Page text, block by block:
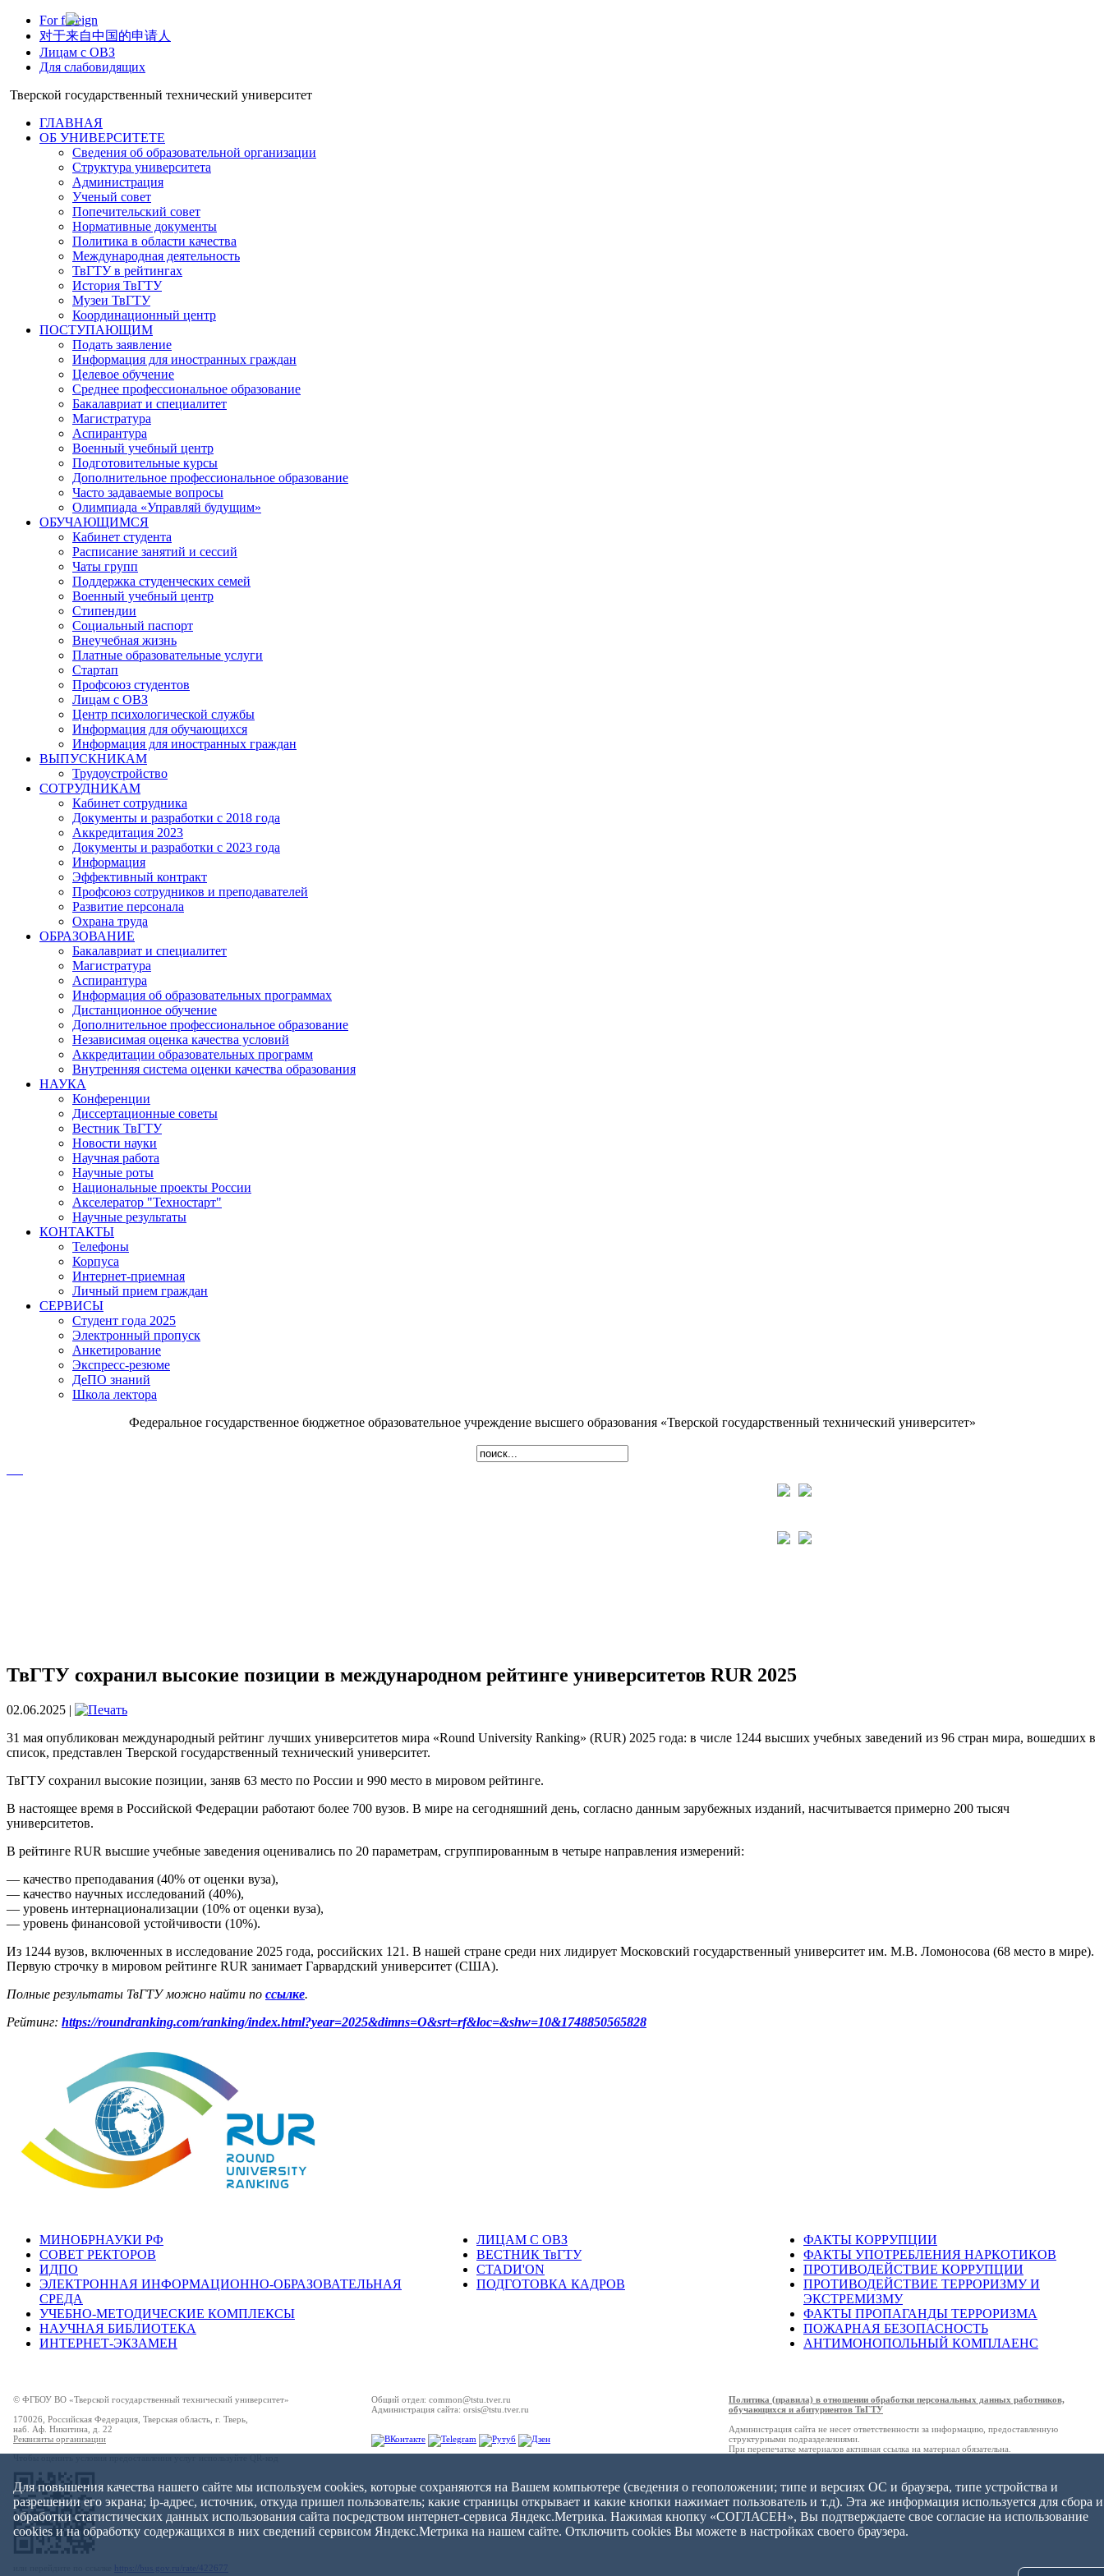
For foreign
对于来自中国的申请人
Лицам с ОВЗ
Для слабовидящих
Тверской государственный технический университет
ГЛАВНАЯ
ОБ УНИВЕРСИТЕТЕ
Сведения об образовательной организации
Структура университета
Администрация
Ученый совет
Попечительский совет
Нормативные документы
Политика в области качества
Международная деятельность
ТвГТУ в рейтингах
История ТвГТУ
Музеи ТвГТУ
Координационный центр
ПОСТУПАЮЩИМ
Подать заявление
Информация для иностранных граждан
Целевое обучение
Среднее профессиональное образование
Бакалавриат и специалитет
Магистратура
Аспирантура
Военный учебный центр
Подготовительные курсы
Дополнительное профессиональное образование
Часто задаваемые вопросы
Олимпиада «Управляй будущим»
ОБУЧАЮЩИМСЯ
Кабинет студента
Расписание занятий и сессий
Чаты групп
Поддержка студенческих семей
Военный учебный центр
Стипендии
Социальный паспорт
Внеучебная жизнь
Платные образовательные услуги
Стартап
Профсоюз студентов
Лицам с ОВЗ
Центр психологической службы
Информация для обучающихся
Информация для иностранных граждан
ВЫПУСКНИКАМ
Трудоустройство
СОТРУДНИКАМ
Кабинет сотрудника
Документы и разработки с 2018 года
Аккредитация 2023
Документы и разработки с 2023 года
Информация
Эффективный контракт
Профсоюз сотрудников и преподавателей
Развитие персонала
Охрана труда
ОБРАЗОВАНИЕ
Бакалавриат и специалитет
Магистратура
Аспирантура
Информация об образовательных программах
Дистанционное обучение
Дополнительное профессиональное образование
Независимая оценка качества условий
Аккредитации образовательных программ
Внутренняя система оценки качества образования
НАУКА
Конференции
Диссертационные советы
Вестник ТвГТУ
Новости науки
Научная работа
Научные роты
Национальные проекты России
Акселератор "Техностарт"
Научные результаты
КОНТАКТЫ
Телефоны
Корпуса
Интернет-приемная
Личный прием граждан
СЕРВИСЫ
Студент года 2025
Электронный пропуск
Анкетирование
Экспресс-резюме
ДеПО знаний
Школа лектора
Федеральное государственное бюджетное образовательное учреждение высшего образования «Тверской государственный технический университет»
ТвГТУ сохранил высокие позиции в международном рейтинге университетов RUR 2025
02.06.2025 |
31 мая опубликован международный рейтинг лучших университетов мира «Round University Ranking» (RUR) 2025 года: в числе 1244 высших учебных заведений из 96 стран мира, вошедших в
список, представлен Тверской государственный технический университет.
ТвГТУ сохранил высокие позиции, заняв 63 место по России и 990 место в мировом рейтинге.
В настоящее время в Российской Федерации работают более 700 вузов. В мире на сегодняшний день, согласно данным зарубежных изданий, насчитывается примерно 200 тысяч
университетов.
В рейтинге RUR высшие учебные заведения оценивались по 20 параметрам, сгруппированным в четыре направления измерений:
— качество преподавания (40% от оценки вуза),
— качество научных исследований (40%),
— уровень интернационализации (10% от оценки вуза),
— уровень финансовой устойчивости (10%).
Из 1244 вузов, включенных в исследование 2025 года, российских 121. В нашей стране среди них лидирует Московский государственный университет им. М.В. Ломоносова (68 место в мире).
Первую строчку в мировом рейтинге RUR занимает Гарвардский университет (США).
Полные результаты ТвГТУ можно найти по ссылке.
Рейтинг: https://roundranking.com/ranking/index.html?year=2025&dimns=O&srt=rf&loc=&shw=10&1748850565828
МИНОБРНАУКИ РФ
СОВЕТ РЕКТОРОВ
ИДПО
ЭЛЕКТРОННАЯ ИНФОРМАЦИОННО-ОБРАЗОВАТЕЛЬНАЯ
СРЕДА
УЧЕБНО-МЕТОДИЧЕСКИЕ КОМПЛЕКСЫ
НАУЧНАЯ БИБЛИОТЕКА
ИНТЕРНЕТ-ЭКЗАМЕН
ЛИЦАМ С ОВЗ
ВЕСТНИК ТвГТУ
СТАDИ'ON
ПОДГОТОВКА КАДРОВ
ФАКТЫ КОРРУПЦИИ
ФАКТЫ УПОТРЕБЛЕНИЯ НАРКОТИКОВ
ПРОТИВОДЕЙСТВИЕ КОРРУПЦИИ
ПРОТИВОДЕЙСТВИЕ ТЕРРОРИЗМУ И
ЭКСТРЕМИЗМУ
ФАКТЫ ПРОПАГАНДЫ ТЕРРОРИЗМА
ПОЖАРНАЯ БЕЗОПАСНОСТЬ
АНТИМОНОПОЛЬНЫЙ КОМПЛАЕНС
© ФГБОУ ВО «Тверской государственный технический университет»
170026, Российская Федерация, Тверская область, г. Тверь,
наб. Аф. Никитина, д. 22
Реквизиты организации
Общий отдел: common@tstu.tver.ru
Администрация сайта: orsis@tstu.tver.ru
Политика (правила) в отношении обработки персональных данных работников,
обучающихся и абитуриентов ТвГТУ
Администрация сайта не несет ответственности за информацию, предоставленную
структурными подразделениями.
При перепечатке материалов активная ссылка на материал обязательна.
Для повышения качества нашего сайте мы используем cookies, которые сохраняются на Вашем компьютере (сведения о геоположении; типе и версиях ОС и браузера, типе устройства и
разрешении его экрана; ip-адрес, источник, откуда пришел пользователь; какие страницы открывает и какие кнопки нажимает пользователь и т.д). Эта же информация используется для сбора и
обработки статистических данных использования сайта посредством интернет-сервиса Яндекс.Метрика. Нажимая кнопку «СОГЛАСЕН», Вы подтверждаете свое согласие на использование
cookies и на обработку содержащихся в них сведений сервисом Яндекс.Метрика на нашем сайте. Отключить cookies Вы можете в настройках своего браузера.